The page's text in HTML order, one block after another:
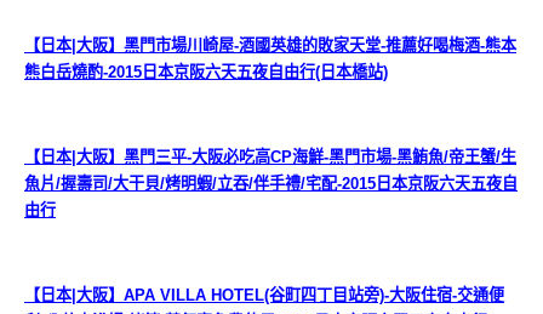
【日本|大阪】黑門市場川崎屋-酒國英雄的敗家天堂-推薦好喝梅酒-熊本
熊白岳燒酌-2015日本京阪六天五夜自由行(日本橋站)
【日本|大阪】黑門三平-大阪必吃高CP海鮮-黑門市場-黑鮪魚/帝王蟹/生
魚片/握壽司/大干貝/烤明蝦/立吞/伴手禮/宅配-2015日本京阪六天五夜自
由行
【日本|大阪】APA VILLA HOTEL(谷町四丁目站旁)-大阪住宿-交通便